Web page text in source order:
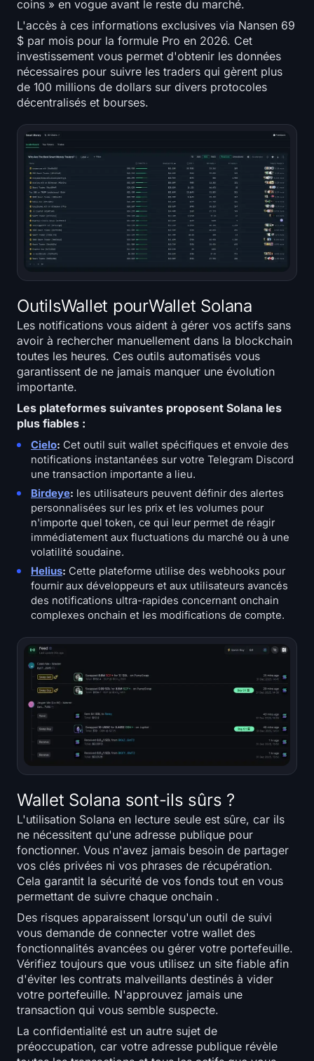
coins » en vogue avant le reste du marché.
L'accès à ces informations exclusives via Nansen 69
$ par mois pour la formule Pro en 2026. Cet
investissement vous permet d'obtenir les données
nécessaires pour suivre les traders qui gèrent plus
de 100 millions de dollars sur divers protocoles
décentralisés et bourses.
OutilsWallet pourWallet Solana
Les notifications vous aident à gérer vos actifs sans
avoir à rechercher manuellement dans la blockchain
toutes les heures. Ces outils automatisés vous
garantissent de ne jamais manquer une évolution
importante.
Les plateformes suivantes proposent Solana les
plus fiables :
Cielo: Cet outil suit wallet spécifiques et envoie des
notifications instantanées sur votre Telegram Discord
une transaction importante a lieu.
Birdeye: les utilisateurs peuvent définir des alertes
personnalisées sur les prix et les volumes pour
n'importe quel token, ce qui leur permet de réagir
immédiatement aux fluctuations du marché ou à une
volatilité soudaine.
Helius: Cette plateforme utilise des webhooks pour
fournir aux développeurs et aux utilisateurs avancés
des notifications ultra-rapides concernant onchain
complexes onchain et les modifications de compte.
Wallet Solana sont-ils sûrs ?
L'utilisation Solana en lecture seule est sûre, car ils
ne nécessitent qu'une adresse publique pour
fonctionner. Vous n'avez jamais besoin de partager
vos clés privées ni vos phrases de récupération.
Cela garantit la sécurité de vos fonds tout en vous
permettant de suivre chaque onchain .
Des risques apparaissent lorsqu'un outil de suivi
vous demande de connecter votre wallet des
fonctionnalités avancées ou gérer votre portefeuille.
Vérifiez toujours que vous utilisez un site fiable afin
d'éviter les contrats malveillants destinés à vider
votre portefeuille. N'approuvez jamais une
transaction qui vous semble suspecte.
La confidentialité est un autre sujet de
préoccupation, car votre adresse publique révèle